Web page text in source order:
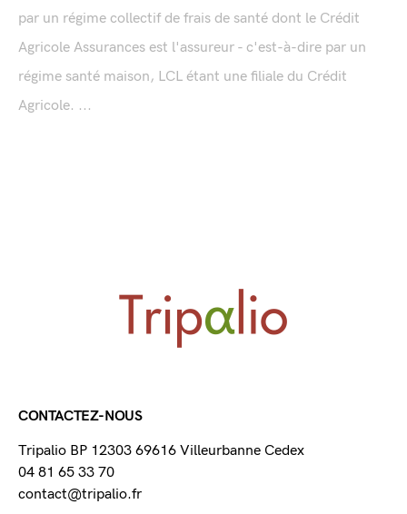
par un régime collectif de frais de santé dont le Crédit
Agricole Assurances est l'assureur - c'est-à-dire par un
régime santé maison, LCL étant une filiale du Crédit
Agricole. ...
CONTACTEZ-NOUS
Tripalio BP 12303 69616 Villeurbanne Cedex
04 81 65 33 70
contact@tripalio.fr